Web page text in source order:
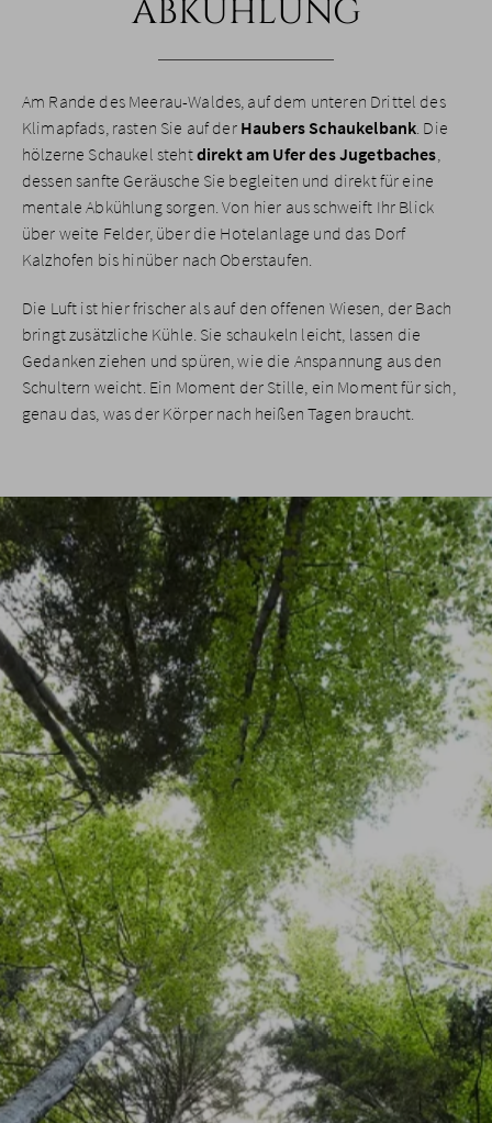
ABKÜHLUNG
Am Rande des Meerau-Waldes, auf dem unteren Drittel des
Klimapfads, rasten Sie auf der Haubers Schaukelbank. Die
hölzerne Schaukel stehtdirekt am Ufer des Jugetbaches,
dessen sanfte Geräusche Sie begleiten und direkt für eine
mentale Abkühlung sorgen. Von hier aus schweift Ihr Blick
über weite Felder, über die Hotelanlage und das Dorf
Kalzhofen bis hinüber nach Oberstaufen.
Die Luft ist hier frischer als auf den offenen Wiesen, der Bach
bringt zusätzliche Kühle. Sie schaukeln leicht, lassen die
Gedanken ziehen und spüren, wie die Anspannung aus den
Schultern weicht. Ein Moment der Stille, ein Moment für sich,
genau das, was der Körper nach heißen Tagen braucht.